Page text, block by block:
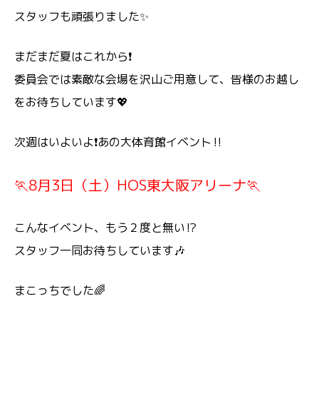
スタッフも頑張りました✨
まだまだ夏はこれから❗
委員会では素敵な会場を沢山ご用意して、皆様のお越し
をお待ちしています💖
次週はいよいよ❗あの大体育館イベント‼️
🏃8月3日（土）HOS東大阪アリーナ🏃
こんなイベント、もう２度と無い⁉️
スタッフ一同お待ちしています🎶
まこっちでした🌈